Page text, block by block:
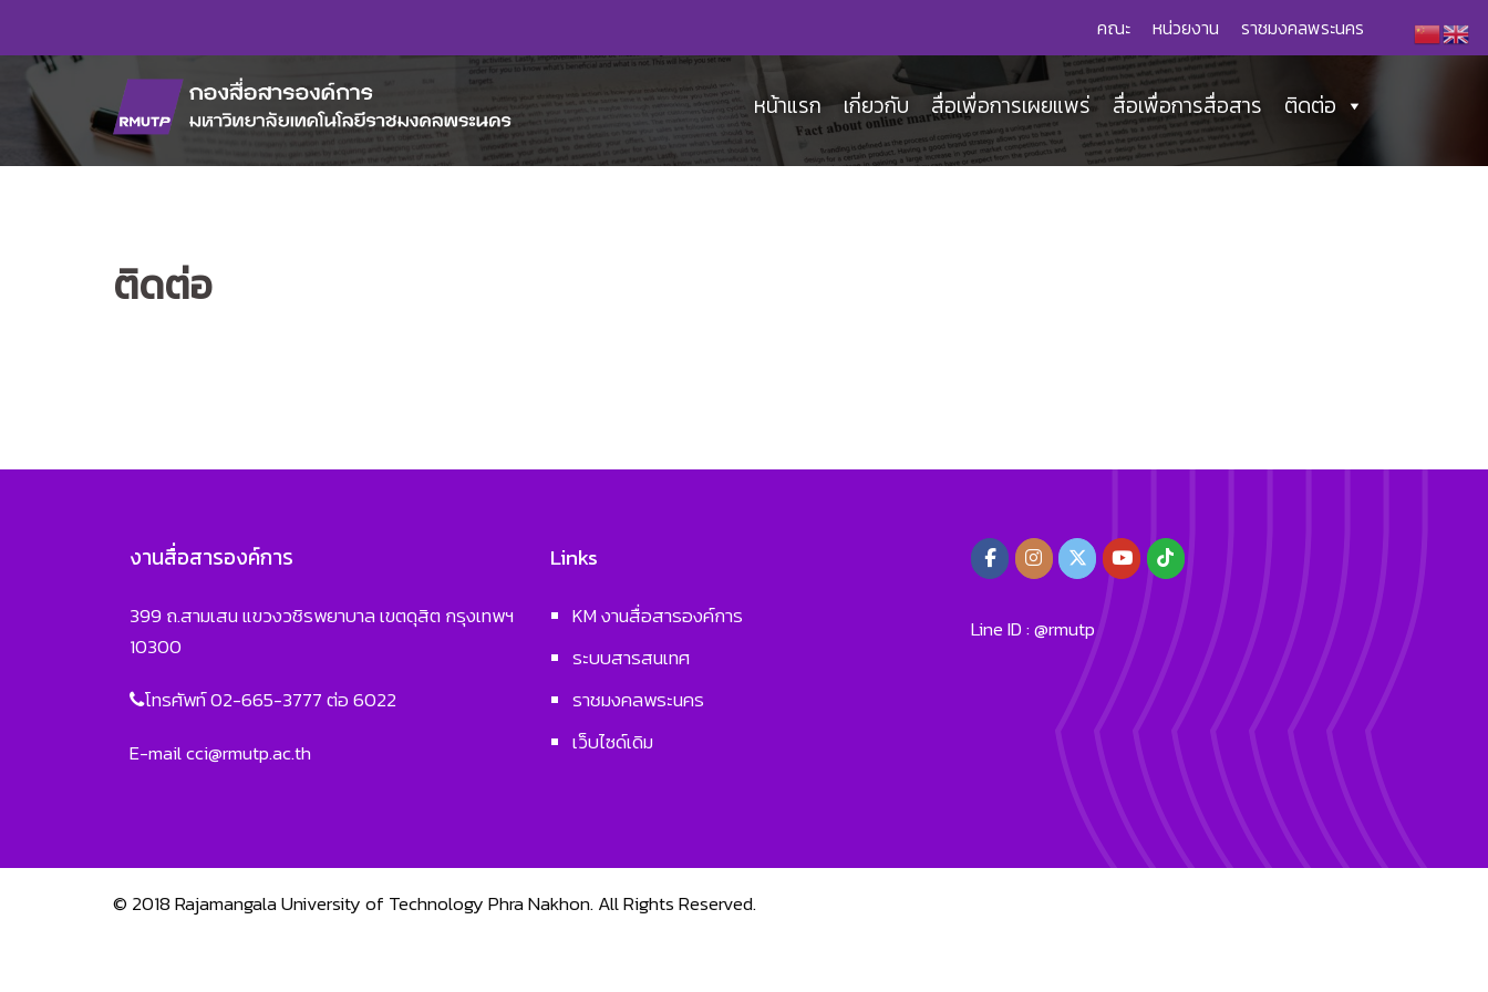
content
คณะ หน่วยงาน ราชมงคลพระนคร
หน้าแรก เกี่ยวกับ สื่อเพื่อการเผยแพร่ สื่อเพื่อการสื่อสาร ติดต่อ
ติดต่อ
งานสื่อสารองค์การ
399 ถ.สามเสน แขวงวชิรพยาบาล เขตดุสิต กรุงเทพฯ
10300
โทรศัพท์ 02-665-3777 ต่อ 6022
E-mailcci@rmutp.ac.th
Links
KM งานสื่อสารองค์การ
ระบบสารสนเทศ
ราชมงคลพระนคร
เว็บไซด์เดิม
Line ID : @rmutp
© 2018Rajamangala University of Technology Phra Nakhon.All Rights Reserved.